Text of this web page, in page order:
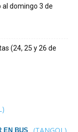
al domingo 3 de
(24, 25 y 26 de
EN BUS